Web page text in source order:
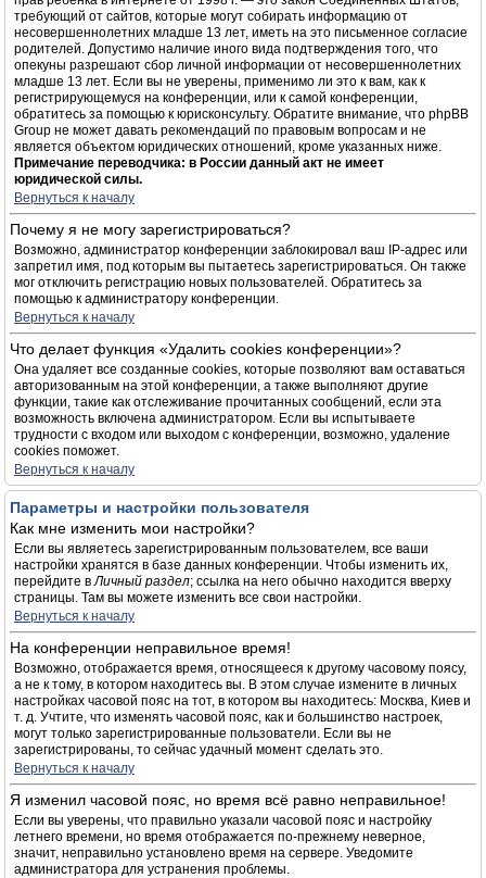
требующий от сайтов, которые могут собирать информацию от
несовершеннолетних младше 13 лет, иметь на это письменное согласие
родителей. Допустимо наличие иного вида подтверждения того, что
опекуны разрешают сбор личной информации от несовершеннолетних
младше 13 лет. Если вы не уверены, применимо ли это к вам, как к
регистрирующемуся на конференции, или к самой конференции,
обратитесь за помощью к юрисконсульту. Обратите внимание, что phpBB
Group не может давать рекомендаций по правовым вопросам и не
является объектом юридических отношений, кроме указанных ниже.
Примечание переводчика: в России данный акт не имеет
юридической силы.
Вернуться к началу
Почему я не могу зарегистрироваться?
Возможно, администратор конференции заблокировал ваш IP-адрес или
запретил имя, под которым вы пытаетесь зарегистрироваться. Он также
мог отключить регистрацию новых пользователей. Обратитесь за
помощью к администратору конференции.
Вернуться к началу
Что делает функция «Удалить cookies конференции»?
Она удаляет все созданные cookies, которые позволяют вам оставаться
авторизованным на этой конференции, а также выполняют другие
функции, такие как отслеживание прочитанных сообщений, если эта
возможность включена администратором. Если вы испытываете
трудности с входом или выходом с конференции, возможно, удаление
cookies поможет.
Вернуться к началу
Параметры и настройки пользователя
Как мне изменить мои настройки?
Если вы являетесь зарегистрированным пользователем, все ваши
настройки хранятся в базе данных конференции. Чтобы изменить их,
перейдите вЛичный раздел; ссылка на него обычно находится вверху
страницы. Там вы можете изменить все свои настройки.
Вернуться к началу
На конференции неправильное время!
Возможно, отображается время, относящееся к другому часовому поясу,
а не к тому, в котором находитесь вы. В этом случае измените в личных
настройках часовой пояс на тот, в котором вы находитесь: Москва, Киев и
т. д. Учтите, что изменять часовой пояс, как и большинство настроек,
могут только зарегистрированные пользователи. Если вы не
зарегистрированы, то сейчас удачный момент сделать это.
Вернуться к началу
Я изменил часовой пояс, но время всё равно неправильное!
Если вы уверены, что правильно указали часовой пояс и настройку
летнего времени, но время отображается по-прежнему неверное,
значит, неправильно установлено время на сервере. Уведомите
администратора для устранения проблемы.